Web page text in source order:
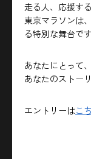
走る人、応援す
東京マラソンは
る特別な舞台です
あなたにとって
あなたのストー
エントリーはこ